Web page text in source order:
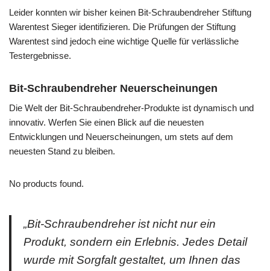
Leider konnten wir bisher keinen Bit-Schraubendreher Stiftung
Warentest Sieger identifizieren. Die Prüfungen der Stiftung
Warentest sind jedoch eine wichtige Quelle für verlässliche
Testergebnisse.
Bit-Schraubendreher Neuerscheinungen
Die Welt der Bit-Schraubendreher-Produkte ist dynamisch und
innovativ. Werfen Sie einen Blick auf die neuesten
Entwicklungen und Neuerscheinungen, um stets auf dem
neuesten Stand zu bleiben.
No products found.
„Bit-Schraubendreher ist nicht nur ein
Produkt, sondern ein Erlebnis. Jedes Detail
wurde mit Sorgfalt gestaltet, um Ihnen das